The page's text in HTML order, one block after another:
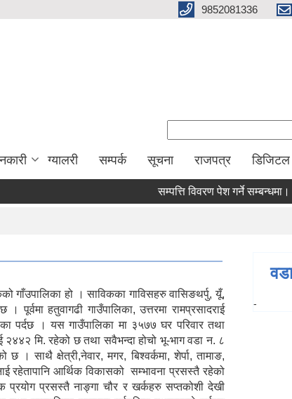
9852081336
ग्यालरी सम्पर्क सूचना राजपत्र डिजिटल
सम्पत्ति विवरण पेश गर्ने सम्बन्धमा।
गाँउपालिका हो । साविकका गाविसहरु वासिङथर्पु, यूँ,
हतुवागढी गाउँपालिका, उत्तरमा रामप्रसादराई
पर्दछ । यस गाउँपालिका मा ३५७७ घर परिवार तथा
मि. रहेको छ तथा सवैभन्दा होचो भू-भाग वडा न‌. ८
। साथै क्षेत्री,नेवार, मगर, बिश्वर्कमा, शेर्पा, तामाङ,
रहेतापानि आर्थिक विकासको सम्भावना प्रसस्तै रहेको
प्रसस्तै नाङ्गा चौर र खर्कहरु सप्तकोशी देखी
-